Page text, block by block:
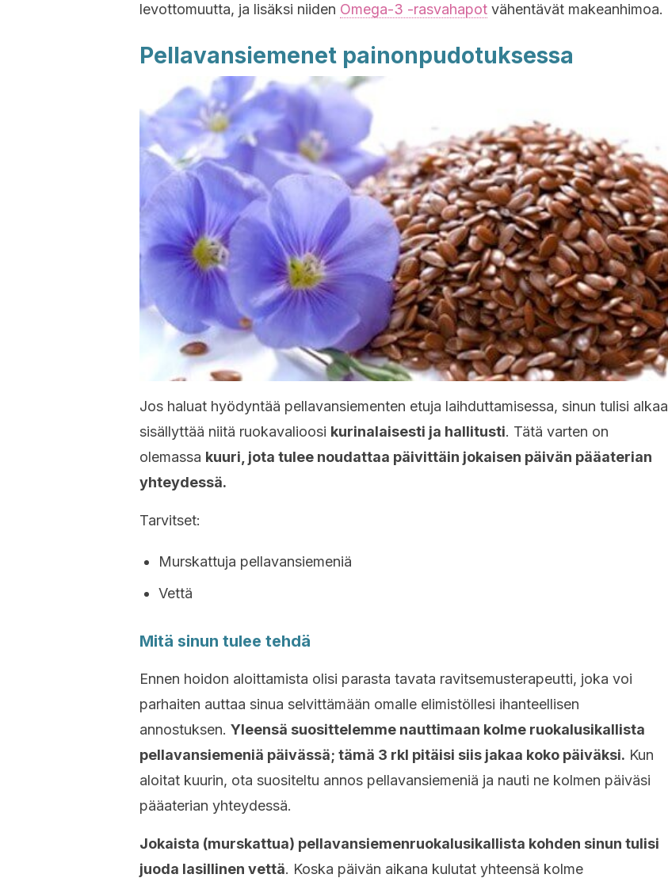
levottomuutta, ja lisäksi niiden Omega-3 -rasvahapot vähentävät makeanhimoa.
Pellavansiemenet painonpudotuksessa
Jos haluat hyödyntää pellavansiementen etuja laihduttamisessa, sinun tulisi alkaa
sisällyttää niitä ruokavalioosi kurinalaisesti ja hallitusti. Tätä varten on
olemassa kuuri, jota tulee noudattaa päivittäin jokaisen päivän pääaterian
yhteydessä.
Tarvitset:
Murskattuja pellavansiemeniä
Vettä
Mitä sinun tulee tehdä
Ennen hoidon aloittamista olisi parasta tavata ravitsemusterapeutti, joka voi
parhaiten auttaa sinua selvittämään omalle elimistöllesi ihanteellisen
annostuksen. Yleensä suosittelemme nauttimaan kolme ruokalusikallista
pellavansiemeniä päivässä; tämä 3 rkl pitäisi siis jakaa koko päiväksi. Kun
aloitat kuurin, ota suositeltu annos pellavansiemeniä ja nauti ne kolmen päiväsi
pääaterian yhteydessä.
Jokaista (murskattua) pellavansiemenruokalusikallista kohden sinun tulisi
juoda lasillinen vettä. Koska päivän aikana kulutat yhteensä kolme